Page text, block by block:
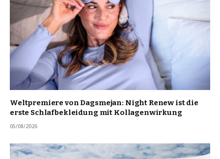
Weltpremiere von Dagsmejan: Night Renew ist die
erste Schlafbekleidung mit Kollagenwirkung
05/08/2026